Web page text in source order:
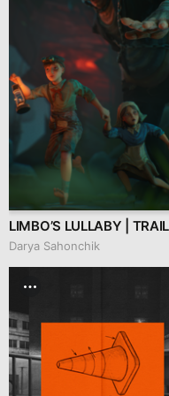
LIMBO’S LULLABY |
Darya Sahonchik